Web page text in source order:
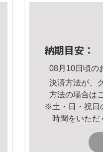
納期目安：
08月10日頃の
決済方法が、
方法の場合は
※土・日・祝日
時間をいただ